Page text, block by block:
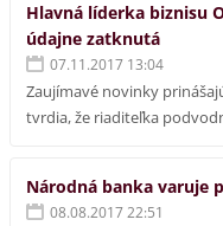
Hlavná líderka biznisu
údajne zatknutá
07.11.2017 13:04
Zaujímavé novinky
tvrdia, že riaditeľka
Národná banka varuje
08.08.2017 22:51